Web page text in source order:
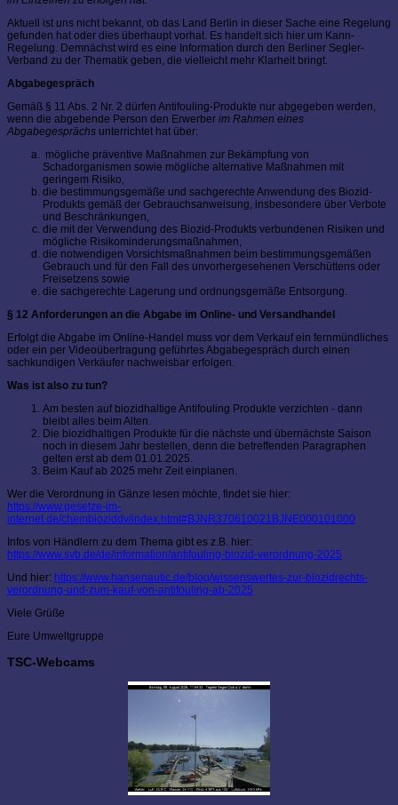
Aktuell ist uns nicht bekannt, ob das Land Berlin in dieser Sache eine Regelung
gefunden hat oder dies überhaupt vorhat. Es handelt sich hier um Kann-
Regelung. Demnächst wird es eine Information durch den Berliner Segler-
Verband zu der Thematik geben, die vielleicht mehr Klarheit bringt.
Abgabegespräch
Gemäß § 11 Abs. 2 Nr. 2 dürfen Antifouling-Produkte nur abgegeben werden,
wenn die abgebende Person den Erwerber im Rahmen eines
Abgabegesprächs unterrichtet hat über:
mögliche präventive Maßnahmen zur Bekämpfung von
Schadorganismen sowie mögliche alternative Maßnahmen mit
geringem Risiko,
die bestimmungsgemäße und sachgerechte Anwendung des Biozid-
Produkts gemäß der Gebrauchsanweisung, insbesondere über Verbote
und Beschränkungen,
die mit der Verwendung des Biozid-Produkts verbundenen Risiken und
mögliche Risikominderungsmaßnahmen,
die notwendigen Vorsichtsmaßnahmen beim bestimmungsgemäßen
Gebrauch und für den Fall des unvorhergesehenen Verschüttens oder
Freisetzens sowie
die sachgerechte Lagerung und ordnungsgemäße Entsorgung.
§ 12 Anforderungen an die Abgabe im Online- und Versandhandel
Erfolgt die Abgabe im Online-Handel muss vor dem Verkauf ein fernmündliches
oder ein per Videoübertragung geführtes Abgabegespräch durch einen
sachkundigen Verkäufer nachweisbar erfolgen.
Was ist also zu tun?
Am besten auf biozidhaltige Antifouling Produkte verzichten - dann
bleibt alles beim Alten.
Die biozidhaltigen Produkte für die nächste und übernächste Saison
noch in diesem Jahr bestellen, denn die betreffenden Paragraphen
gelten erst ab dem 01.01.2025.
Beim Kauf ab 2025 mehr Zeit einplanen.
Wer die Verordnung in Gänze lesen möchte, findet sie hier:
https://www.gesetze-im-
internet.de/chembioziddv/index.html#BJNR370610021BJNE000101000
Infos von Händlern zu dem Thema gibt es z.B. hier:
https://www.svb.de/de/information/antifouling-biozid-verordnung-2025
Und hier: https://www.hansenautic.de/blog/wissenswertes-zur-biozidrechts-
verordnung-und-zum-kauf-von-antifouling-ab-2025
Viele Grüße
Eure Umweltgruppe
TSC-Webcams